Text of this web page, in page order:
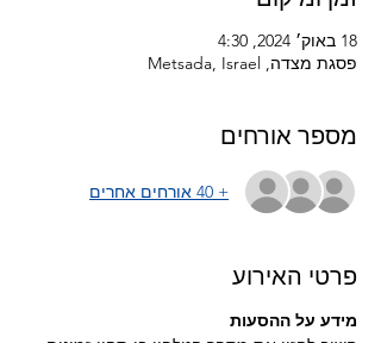
18 באוק׳ 2024, 4:30
פסגת מצדה, Metsada, Israel
מספר אורחים
+ 40 אורחים אחרים
פרטי האירוע
מידע על ההסעות